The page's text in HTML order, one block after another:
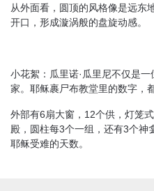
从外面看，圆顶的风格像是远东
开口，形成漩涡般的盘旋动感。
小花絮：瓜里诺·瓜里尼不仅是
家。耶稣裹尸布教堂里的数字，
外部有6扇大窗，12个供，灯笼
殿，圆柱每3个一组，还有3个神
耶稣受难的天数。